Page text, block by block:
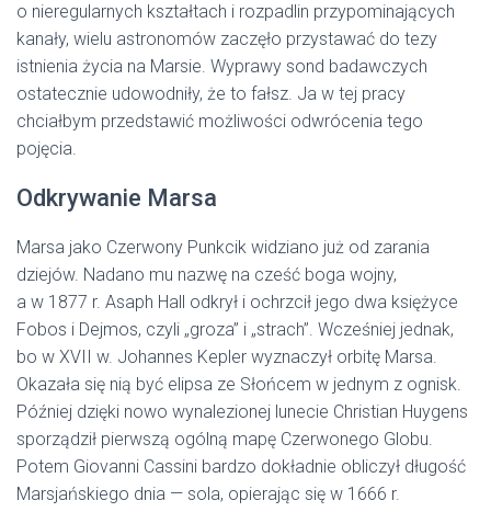
o nieregularnych kształtach i rozpadlin przypominających
kanały, wielu astronomów zaczęło przystawać do tezy
istnienia życia na Marsie. Wyprawy sond badawczych
ostatecznie udowodniły, że to fałsz. Ja w tej pracy
chciałbym przedstawić możliwości odwrócenia tego
pojęcia.
Odkrywanie Marsa
Marsa jako Czerwony Punkcik widziano już od zarania
dziejów. Nadano mu nazwę na cześć boga wojny,
a w 1877 r. Asaph Hall odkrył i ochrzcił jego dwa księżyce
Fobos i Dejmos, czyli „groza” i „strach”. Wcześniej jednak,
bo w XVII w. Johannes Kepler wyznaczył orbitę Marsa.
Okazała się nią być elipsa ze Słońcem w jednym z ognisk.
Później dzięki nowo wynalezionej lunecie Christian Huygens
sporządził pierwszą ogólną mapę Czerwonego Globu.
Potem Giovanni Cassini bardzo dokładnie obliczył długość
Marsjańskiego dnia — sola, opierając się w 1666 r.